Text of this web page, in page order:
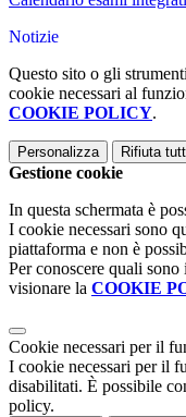
Notizie
Questo sito o gli
cookie necessari al
COOKIE POLICY.
Personalizza Rifiuta
Gestione cookie
In questa schermata è
I cookie necessari sono
piattaforma e non è
Per conoscere quali
visionare la COOKIE
Cookie necessari per il
I cookie necessari per il
disabilitati. È possibile
policy.